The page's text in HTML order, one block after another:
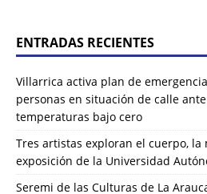
ENTRADAS RECIENTES
Villarrica activa plan de
personas en situación de calle
temperaturas bajo cero
Tres artistas exploran el cuerpo,
exposición de la Universidad
Seremi de las Culturas de La